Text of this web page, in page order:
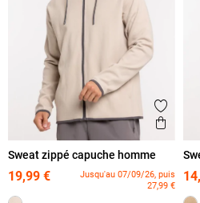
Ajouter
Sweat zippé capuche homme
19,99 €
Jusqu'au 07/09/26, puis
27,99 €